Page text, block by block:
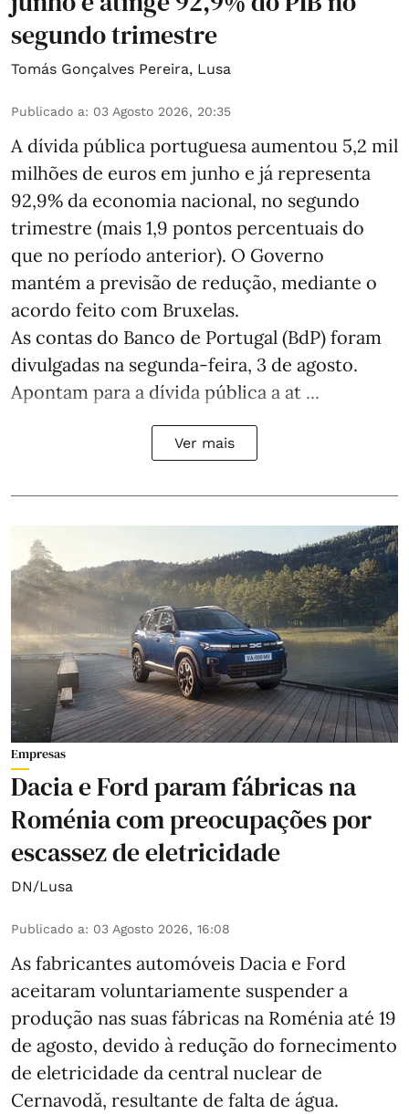
segundo trimestre
Tomás Gonçalves Pereira, Lusa
Publicado a: 03 Agosto 2026, 20:35
A dívida pública portuguesa aumentou 5,2 mil
milhões de euros em junho e já representa
92,9% da economia nacional, no segundo
trimestre (mais 1,9 pontos percentuais do
que no período anterior). O Governo
mantém a previsão de redução, mediante o
acordo feito com Bruxelas.
As contas do Banco de Portugal (BdP) foram
divulgadas na segunda-feira, 3 de agosto.
Apontam para a dívida pública a at ...
Ver mais
Empresas
Dacia e Ford param fábricas na
Roménia com preocupações por
escassez de eletricidade
DN/Lusa
Publicado a: 03 Agosto 2026, 16:08
As fabricantes automóveis Dacia e Ford
aceitaram voluntariamente suspender a
produção nas suas fábricas na Roménia até 19
de agosto, devido à redução do fornecimento
de eletricidade da central nuclear de
Cernavodă, resultante de falta de água.